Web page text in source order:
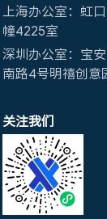
上海办公室：虹
幢4225室
深圳办公室：宝
南路4号明禧创意
关注我们